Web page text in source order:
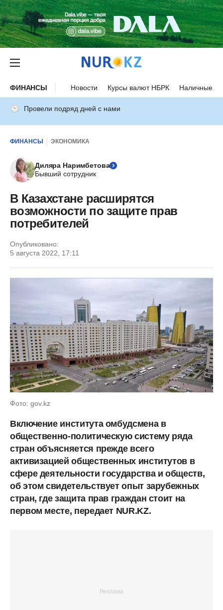
ФИНАНСЫ Новости Курсы валют НБРК Наличные
Провели подряд дней с нами
ФИНАНСЫ ЭКОНОМИКА
Диляра Наримбетова
Бывший сотрудник
В Казахстане расширятся
возможности по защите прав
потребителей
Опубликовано:
5 августа 2022, 17:11
Фото: gov.kz
Включение института омбудсмена в
общественно-политическую систему ряда
стран объясняется прежде всего
активизацией общественных институтов в
сфере деятельности государства и обществ,
об этом свидетельствует опыт зарубежных
стран, где защита прав граждан стоит на
первом месте, передает NUR.KZ.